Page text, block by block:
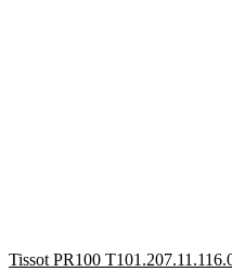
Tissot PR100